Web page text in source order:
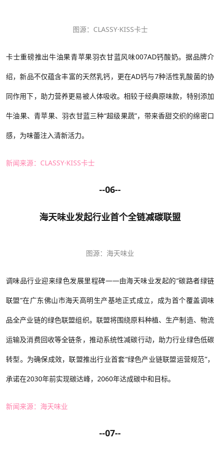
图源： CLASSY·KISS卡士
卡士重磅推出牛油果青苹果羽衣甘蓝风味007AD钙酸奶。据品牌介
绍，新品不仅蕴含丰富的天然乳钙，更在AD钙与7种活性乳酸菌的协
同作用下，助力营养更易被人体吸收。相较于经典原味款，特别添加
牛油果、青苹果、羽衣甘蓝三种“超级果蔬”，带来香甜交织的绵密口
感，为味蕾注入清新活力。
新闻来源： CLASSY·KISS卡士
--06--
海天味业发起行业首个全链减碳联盟
图源：海天味业
调味品行业迎来绿色发展里程碑——由海天味业发起的“碳路者绿链
联盟”在广东佛山市海天高明生产基地正式成立，成为首个覆盖调味
品全产业链的绿色联盟组织。联盟将围绕原料种植、生产制造、物流
运输及消费回收等全链条，推动系统性减碳行动，助力行业绿色低碳
转型。为确保成效，联盟推出行业首套“绿色产业链联盟运营规范”，
承诺在2030年前实现碳达峰，2060年达成碳中和目标。
新闻来源：海天味业
--07--